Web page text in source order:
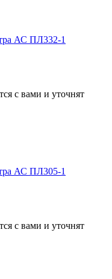
АС ПЛ332-1
с вами и уточнят
АС ПЛ305-1
с вами и уточнят